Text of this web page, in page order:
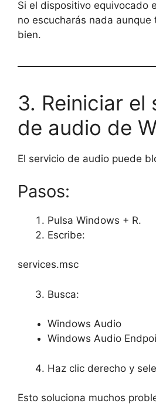
Si el dispositivo equivocado
no escucharás nada aunque
bien.
3. Reiniciar el
de audio de
El servicio de audio puede
Pasos:
Pulsa Windows + R.
Escribe:
services.msc
Busca:
Windows Audio
Windows Audio
Haz clic derecho y
Esto soluciona muchos